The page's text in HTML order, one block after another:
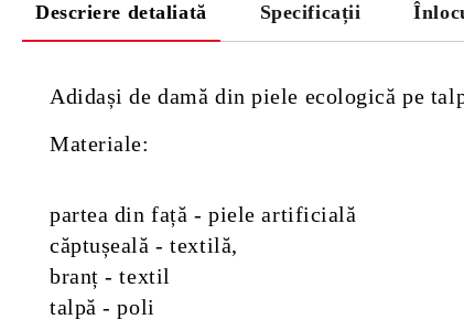
Descriere detaliată Specificații
Adidași de damă din piele ecologică pe
Materiale:
partea din față - piele artificială
căptușeală - textilă,
branț - textil
talpă - poli